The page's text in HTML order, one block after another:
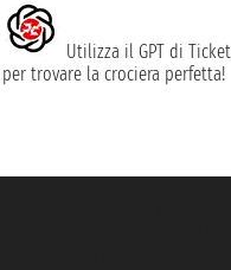
Utilizza il GPT di
per trovare la crociera perfetta!